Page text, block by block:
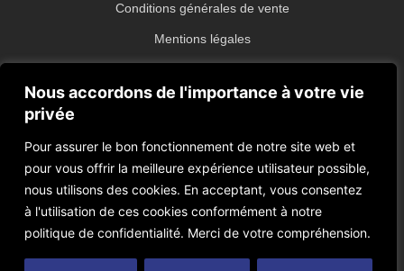
Nous accordons de l'importance à votre vie
privée
Pour assurer le bon fonctionnement de notre site web et
pour vous offrir la meilleure expérience utilisateur possible,
nous utilisons des cookies. En acceptant, vous consentez
à l'utilisation de ces cookies conformément à notre
politique de confidentialité. Merci de votre compréhension.
Fabriquant français de Glace Carbonique et Glace Hydrique
© 2024 Geladoc, tous droits réservés
Réaliser parReact Production
Conditions générales de vente
Mentions légales